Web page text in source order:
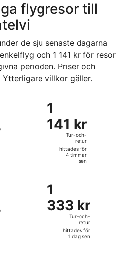
flygresor till
de sju senaste dagarna
och 1 141 kr för resor
perioden. Priser och
villkor gäller.
1
141 kr
Tur-
retur,
hittades
timmar
sen
1
141 kr
Tur-och-
retur
hittades för
4 timmar
sen
1
333 kr
Tur-
retur,
hittades
1
333 kr
Tur-och-
retur
hittades för
1 dag sen
Airlines, med avresa sön